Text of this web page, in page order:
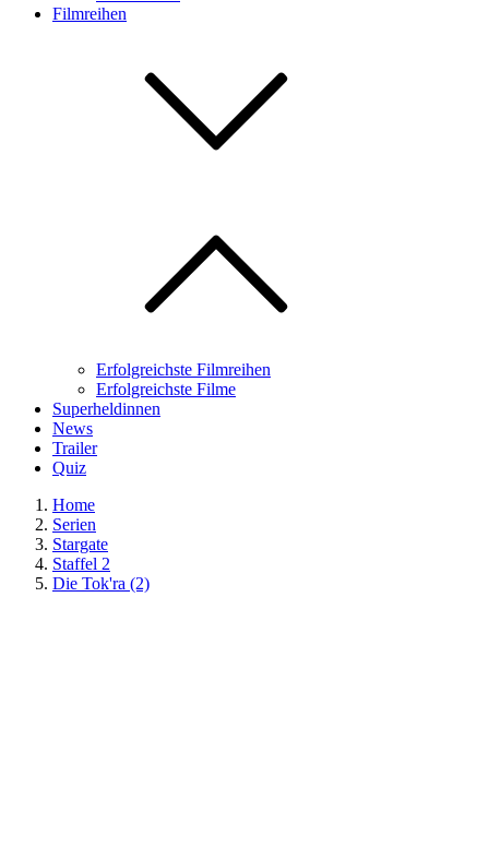
Filmreihen
Erfolgreichste Filmreihen
Erfolgreichste Filme
Superheldinnen
News
Trailer
Quiz
Home
Serien
Stargate
Staffel 2
Die Tok'ra (2)